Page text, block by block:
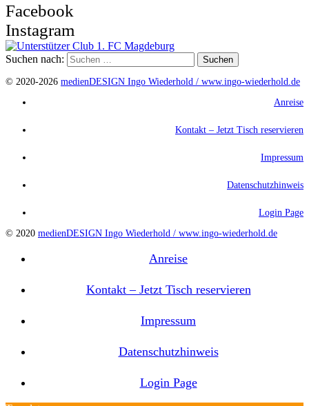
Facebook
Instagram
Suchen nach:
© 2020-2026 medienDESIGN Ingo Wiederhold / www.ingo-wiederhold.de
Anreise
Kontakt – Jetzt Tisch reservieren
Impressum
Datenschutzhinweis
Login Page
© 2020 medienDESIGN Ingo Wiederhold / www.ingo-wiederhold.de
Anreise
Kontakt – Jetzt Tisch reservieren
Impressum
Datenschutzhinweis
Login Page